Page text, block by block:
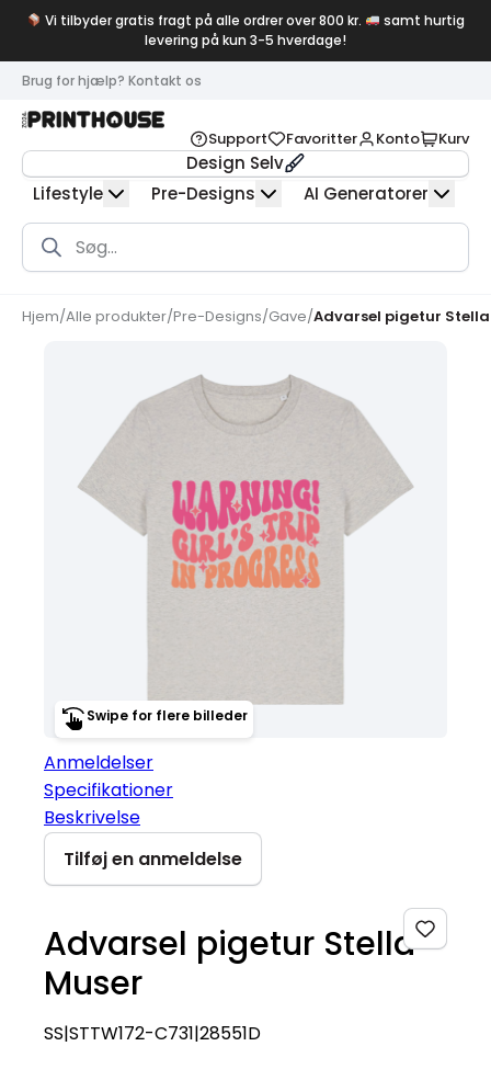
Vi tilbyder gratis fragt på alle ordrer over 800 kr.
samt hurtig
levering på kun 3-5 hverdage!
Brug for hjælp? Kontakt os
Support Favoritter Konto Kurv
Design Selv
Lifestyle
Pre-Designs AI Generatorer
Products
search
Hjem/Alle produkter/Pre-Designs/Gave/Advarsel pigetur Stella
Swipe for flere billeder
Anmeldelser
Specifikationer
Beskrivelse
Tilføj en anmeldelse
Advarsel pigetur Stella
Muser
SS|STTW172-C731|28551D